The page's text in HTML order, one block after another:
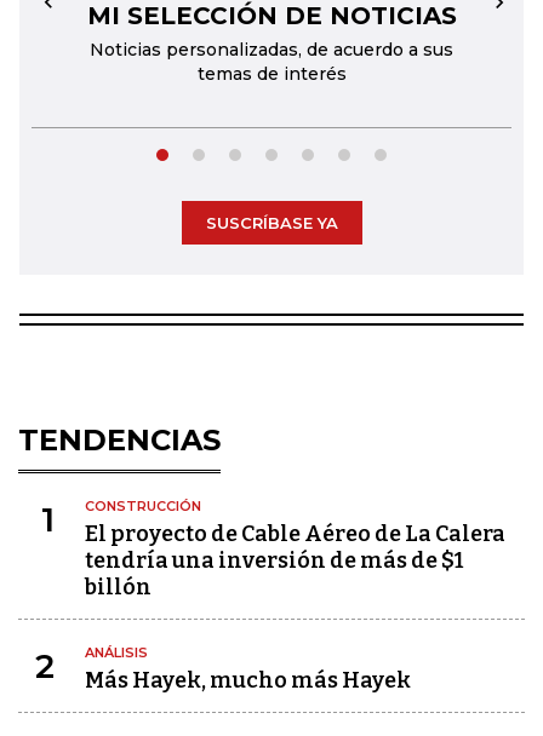
MI SELECCIÓN DE NOTICIAS
Noticias personalizadas, de acuerdo a sus
temas de interés
← →
SUSCRÍBASE YA
TENDENCIAS
1 CONSTRUCCIÓN
El proyecto de Cable Aéreo de La Calera
tendría una inversión de más de $1
billón
2 ANÁLISIS
Más Hayek, mucho más Hayek